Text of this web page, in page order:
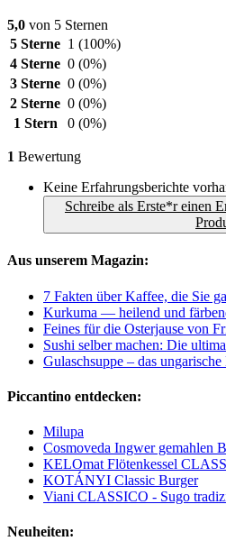
5,0 von 5 Sternen
5 Sterne 1 (100%)
4 Sterne 0 (0%)
3 Sterne 0 (0%)
2 Sterne 0 (0%)
1 Stern
0 (0%)
1 Bewertung
Keine Erfahrungsberichte
Schreibe als Erste*r einen
Aus unserem Magazin:
7 Fakten über Kaffee, die Sie
Kurkuma — heilend und
Feines für die Osterjause von
Sushi selber machen: Die
Gulaschsuppe – das
Piccantino entdecken:
Milupa
Cosmoveda Ingwer gemahlen
KELOmat Flötenkessel
KOTÁNYI Classic Burger
Viani CLASSICO - Sugo
Neuheiten: